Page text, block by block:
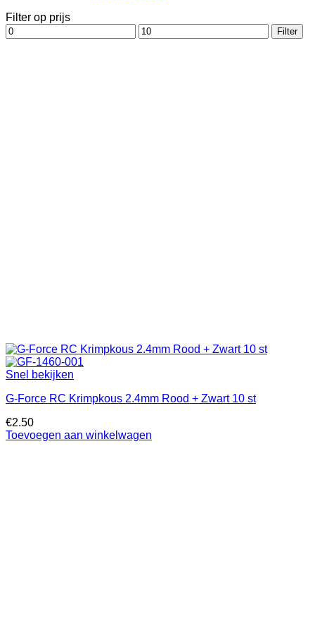
Filter op prijs
Min.
prijs
Max.
prijs
Filter
Snel bekijken
G-Force RC Krimpkous 2.4mm Rood + Zwart 10 st
€2.50
Toevoegen aan winkelwagen